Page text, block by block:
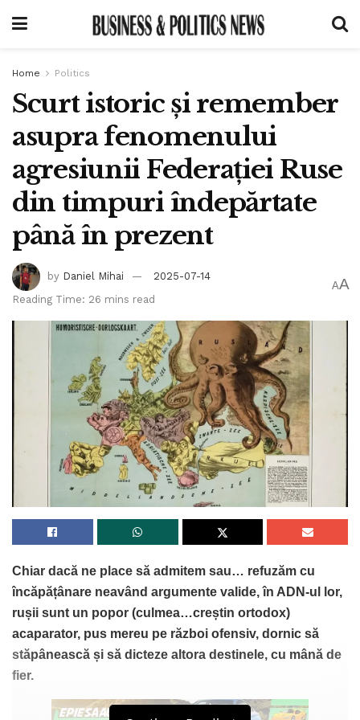
Home Politics
Scurt istoric și remember
asupra fenomenului
agresiunii Federației Ruse
din timpuri îndepărtate
până în prezent
by Daniel Mihai
2025-07-14
Reading Time: 26 mins read
AA
Chiar dacă ne place să admitem sau… refuzăm cu
încăpățânare neavând argumente valide, în ADN-ul lor,
rușii sunt un popor (culmea…creștin ortodox)
acaparator, pus mereu pe război ofensiv, dornic să
stăpânească și să dicteze altora destinele, cu mână de
fier.